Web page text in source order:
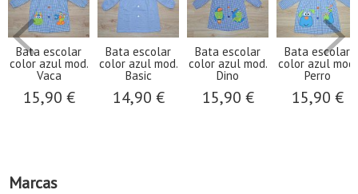
Marcas
Bata escolar
color azul mod.
Vaca
15,90 €
Bata escolar
color azul mod.
Basic
14,90 €
Bata escolar
color azul mod.
Dino
15,90 €
Bata escolar
color azul mod.
Perro
15,90 €